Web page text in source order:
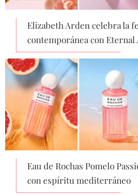
Elizabeth Arden celebra la
contemporánea con Eternal
Eau de Rochas Pomelo
con espíritu mediterráneo